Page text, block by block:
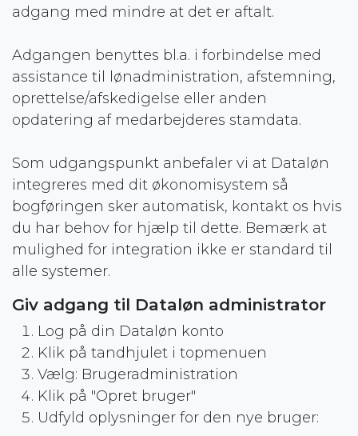
adgang med mindre at det er aftalt.
Adgangen benyttes bl.a. i forbindelse med
assistance til lønadministration, afstemning,
oprettelse/afskedigelse eller anden
opdatering af medarbejderes stamdata.
Som udgangspunkt anbefaler vi at Dataløn
integreres med dit økonomisystem så
bogføringen sker automatisk, kontakt os hvis
du har behov for hjælp til dette. Bemærk at
mulighed for integration ikke er standard til
alle systemer.
Giv adgang til Dataløn administrator
Log på din Dataløn konto
Klik på tandhjulet i topmenuen
Vælg: Brugeradministration
Klik på "Opret bruger"
Udfyld oplysninger for den nye bruger: